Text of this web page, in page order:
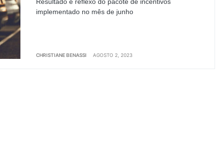
implementado no mês de junho
CHRISTIANE BENASSI AGOSTO 2, 2023